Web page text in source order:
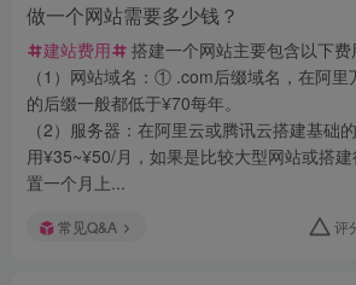
做一个网站需要多少钱？
建站费用
搭建一个网站主要包含以下费
（1）网站域名：① .com后缀域名，在阿
的后缀一般都低于¥70每年。
（2）服务器：在阿里云或腾讯云搭建基础
用¥35~¥50/月，如果是比较大型网站或搭
置一个月上...
常见Q&A 评